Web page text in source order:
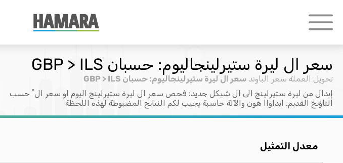
سعر ال ليرة ستيرلينجاليوم: حسبان GBP > ILS
تحويل العملة سعر الباوند سعر ال ليرة ستيرلينجاليوم: حسبان GBP > ILS
إبدال من ليرة ستيرلينج الى ال شيكل جديد: فحص سعر ال ليرة ستيرلينج اليوم او سعر ال ْ حسب
التاؤيخ القديم. ابداواا هون والآلة حاسبة يجيب لكم النتايج المضبوطة لهذه اللحظة
معدل التمثيل